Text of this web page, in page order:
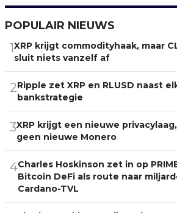
POPULAIR NIEUWS
1XRP krijgt commodityhaak, maar
sluit niets vanzelf af
2Ripple zet XRP en RLUSD naast
bankstrategie
3XRP krijgt een nieuwe
geen nieuwe Monero
4Charles Hoskinson zet in op
Bitcoin DeFi als route naar
Cardano-TVL